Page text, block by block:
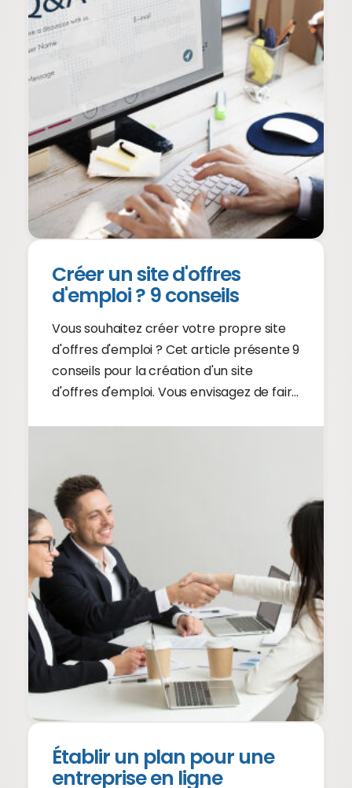
Créer un site d'offres
d'emploi ? 9 conseils
Vous souhaitez créer votre propre site
d'offres d'emploi ? Cet article présente 9
conseils pour la création d'un site
d'offres d'emploi. Vous envisagez de faire
Établir un plan pour une
entreprise en ligne